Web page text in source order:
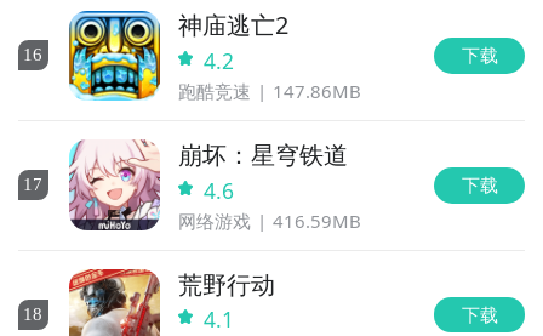
16
神庙逃亡2
4.2
跑酷竞速 147.86MB
下载
17
崩坏：星穹铁道
4.6
网络游戏 416.59MB
下载
18
荒野行动
4.1 下载